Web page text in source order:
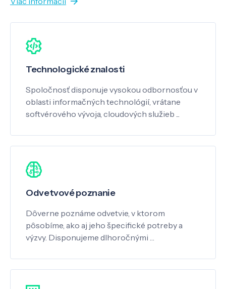
Technologické znalosti
Spoločnosť disponuje vysokou odbornosťou v
oblasti informačných technológií, vrátane
softvérového vývoja, cloudových služieb ...
Odvetvové poznanie
Dôverne poznáme odvetvie, v ktorom
pôsobíme, ako aj jeho špecifické potreby a
výzvy. Disponujeme dlhoročnými …